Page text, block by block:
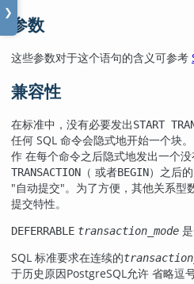
❯
参数
这些参数对于这个语句的含义可参考
兼容性
在标准中，没有必要发出START
任何 SQL 命令会隐式地开始一个块。
作 在每个命令之后隐式地发出一个
TRANSACTION （ 或者BEGIN）之后的
"自动提交"。为了方便，其他关系型
提交特性。
DEFERRABLE transaction_mode
SQL 标准要求在连续的
于历史原因PostgreSQL允许 省略逗号